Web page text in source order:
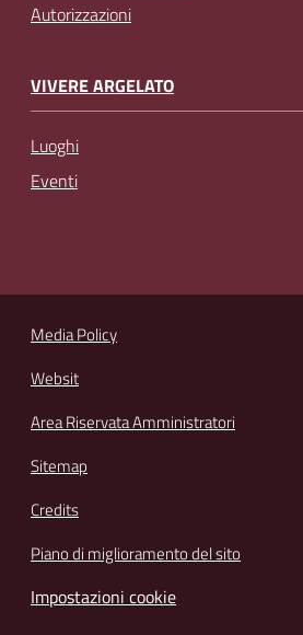
Autorizzazioni
VIVERE ARGELATO
Luoghi
Eventi
Media Policy
Websit
Area Riservata Amministratori
Sitemap
Credits
Piano di miglioramento del sito
Impostazioni cookie